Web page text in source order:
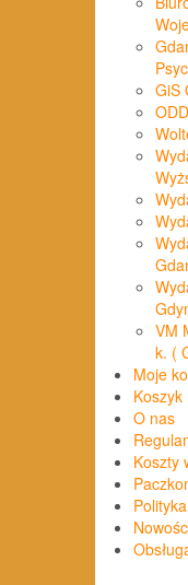
GiS
VM
k. (
Moje
Koszyk
O nas
Koszty